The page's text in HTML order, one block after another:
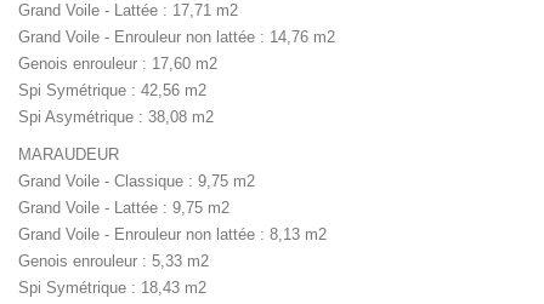
Grand Voile - Lattée : 17,71 m2
Grand Voile - Enrouleur non lattée : 14,76 m2
Genois enrouleur : 17,60 m2
Spi Symétrique : 42,56 m2
Spi Asymétrique : 38,08 m2
MARAUDEUR
Grand Voile - Classique : 9,75 m2
Grand Voile - Lattée : 9,75 m2
Grand Voile - Enrouleur non lattée : 8,13 m2
Genois enrouleur : 5,33 m2
Spi Symétrique : 18,43 m2